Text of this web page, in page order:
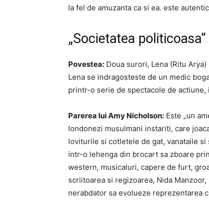
la fel de amuzanta ca si ea. este
„Societatea politicoasa”
Povestea: Doua surori, Lena (Ritu
Lena se indragosteste de un medic
printr-o serie de spectacole de
Parerea lui Amy Nicholson: Este „un
londonezi musulmani instariti, care
loviturile si cotletele de gat, vanataile
intr-o lehenga din brocart sa zboare
western, musicaluri, capere de furt,
scriitoarea si regizoarea, Nida
nerabdator sa evolueze reprezentarea